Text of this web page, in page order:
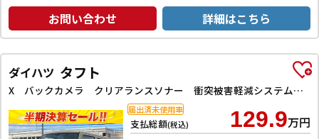
お問い合わせ 詳細はこちら
ダイハツ タフト
X バックカメラ クリアランスソナー 衝突被害軽減システム オートライト スマートキー アイドリングストップ 電動格納ミラー CVT ESC USB エアコン パワーステアリング パワーウィンドウ
支払総額(税込) 129.9万円
届出済未使用車